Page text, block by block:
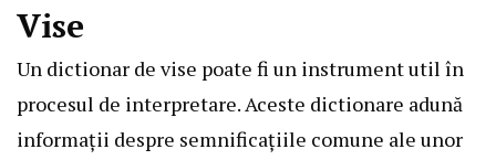
Vise
Un dictionar de vise poate fi un instrument util în
procesul de interpretare. Aceste dictionare adună
informații despre semnificațiile comune ale unor